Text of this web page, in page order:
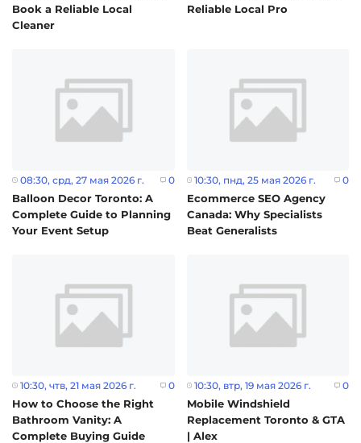
Book a Reliable Local
Cleaner
Reliable Local Pro
08:30, срд, 27 мая 2026 г. 0
Balloon Decor Toronto: A
Complete Guide to Planning
Your Event Setup
10:30, пнд, 25 мая 2026 г. 0
Ecommerce SEO Agency
Canada: Why Specialists
Beat Generalists
10:30, чтв, 21 мая 2026 г. 0
How to Choose the Right
Bathroom Vanity: A
Complete Buying Guide
10:30, втр, 19 мая 2026 г. 0
Mobile Windshield
Replacement Toronto & GTA
| Alex